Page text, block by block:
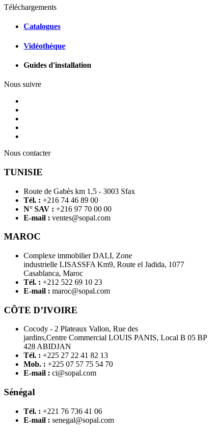
Téléchargements
Catalogues
Vidéothèque
Guides d'installation
Nous suivre
Nous contacter
TUNISIE
Route de Gabès km 1,5 - 3003 Sfax
Tél. : +216 74 46 89 00
N° SAV : +216 97 70 00 00
E-mail : ventes@sopal.com
MAROC
Complexe immobilier DALI, Zone
industrielle LISASSFA Km9, Route el Jadida, 1077
Casablanca, Maroc
Tél. : +212 522 69 10 23
E-mail : maroc@sopal.com
CÔTE D’IVOIRE
Cocody - 2 Plateaux Vallon, Rue des
jardins,Centre Commercial LOUIS PANIS, Local B 05 BP
428 ABIDJAN
Tél. : +225 27 22 41 82 13
Mob. : +225 07 57 75 54 70
E-mail : ci@sopal.com
Sénégal
Tél. : +221 76 736 41 06
E-mail : senegal@sopal.com